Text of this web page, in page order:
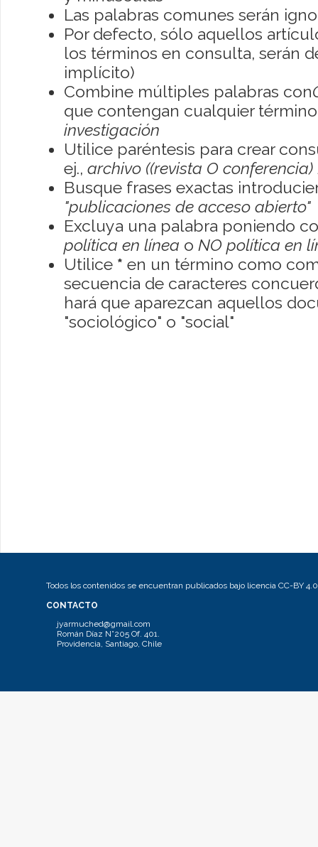
Las palabras comunes serán
Por defecto, sólo aquellos
los términos en consulta, serán
implícito)
Combine múltiples palabras con
que contengan cualquier
investigación
Utilice paréntesis para crear
ej., archivo ((revista O conferencia)
Busque frases exactas
"publicaciones de acceso abierto"
Excluya una palabra poniendo
política en línea o NO política en
Utilice * en un término como
secuencia de caracteres
hará que aparezcan aquellos
"sociológico" o "social"
Todos los contenidos se encuentran publicados bajo licencia CC-BY 4.0
CONTACTO
jyarmuched@gmail.com
Román Díaz N°205 Of. 401.
Providencia, Santiago, Chile